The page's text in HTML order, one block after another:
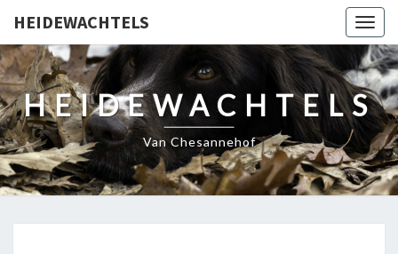
HEIDEWACHTELS
HEIDEWACHTELS
Van Chesannehof